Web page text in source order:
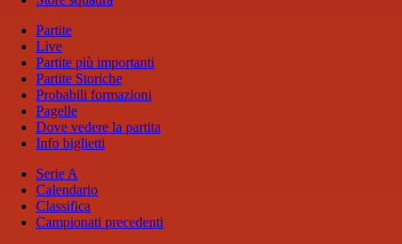
Partite
Live
Partite più importanti
Partite Storiche
Probabili formazioni
Pagelle
Dove vedere la partita
Info biglietti
Serie A
Calendario
Classifica
Campionati precedenti